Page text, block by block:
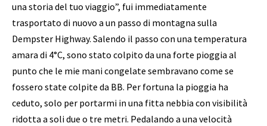
una storia del tuo viaggio”, fui immediatamente
trasportato di nuovo a un passo di montagna sulla
Dempster Highway. Salendo il passo con una temperatura
amara di 4°C, sono stato colpito da una forte pioggia al
punto che le mie mani congelate sembravano come se
fossero state colpite da BB. Per fortuna la pioggia ha
ceduto, solo per portarmi in una fitta nebbia con visibilità
ridotta a soli due o tre metri. Pedalando a una velocità